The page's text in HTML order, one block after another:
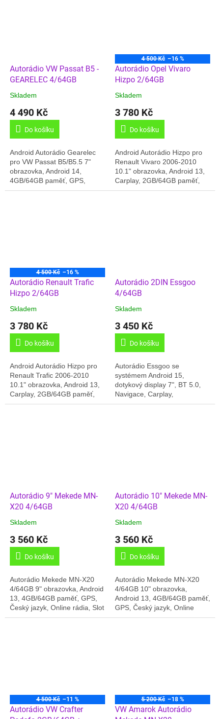
Autorádio VW Passat B5 -
GEARELEC 4/64GB
Skladem
4 490 Kč
Do košíku
Android Autorádio Gearelec
pro VW Passat B5/B5.5 7"
obrazovka, Android 14,
4GB/64GB paměť, GPS,
Český jazyk, Carplay, Online
4 500 Kč –16 %
Autorádio Opel Vivaro
Hizpo 2/64GB
Skladem
3 780 Kč
Do košíku
Android Autorádio Hizpo pro
Renault Vivaro 2006-2010
10.1" obrazovka, Android 13,
Carplay, 2GB/64GB paměť,
GPS, Český jazyk, Online
4 500 Kč –16 %
Autorádio Renault Trafic
Hizpo 2/64GB
Skladem
3 780 Kč
Do košíku
Android Autorádio Hizpo pro
Renault Trafic 2006-2010
10.1" obrazovka, Android 13,
Carplay, 2GB/64GB paměť,
GPS, Český jazyk, Online
Autorádio 2DIN Essgoo
4/64GB
Skladem
3 450 Kč
Do košíku
Autorádio Essgoo se
systémem Android 15,
dotykový display 7", BT 5.0,
Navigace, Carplay,
4GB/64GB, český jazyk,
Autorádio 9" Mekede MN-
X20 4/64GB
Skladem
3 560 Kč
Do košíku
Autorádio Mekede MN-X20
4/64GB 9" obrazovka, Android
13, 4GB/64GB paměť, GPS,
Český jazyk, Online rádia, Slot
pro SIM, Carplay.... Jedná se
Autorádio 10" Mekede MN-
X20 4/64GB
Skladem
3 560 Kč
Do košíku
Autorádio Mekede MN-X20
4/64GB 10" obrazovka,
Android 13, 4GB/64GB paměť,
GPS, Český jazyk, Online
rádia, Slot pro SIM, Carplay....
4 500 Kč –11 %
Autorádio VW Crafter
5 200 Kč –18 %
VW Amarok Autorádio